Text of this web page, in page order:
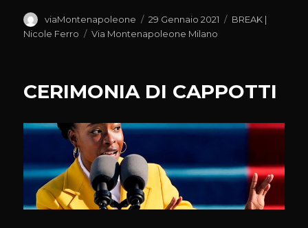
Autore
viaMontenapoleone
Pubblicato
il
29 Gennaio 2021 Categorie
BREAK |
Nicole Ferro
Tag
Via Montenapoleone Milano
CERIMONIA DI CAPPOTTI